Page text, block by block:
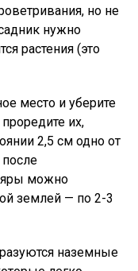
но не
нужно
растения (это
место и уберите
проредите их,
2,5 см одно от
можно
землей — по 2-3
наземные